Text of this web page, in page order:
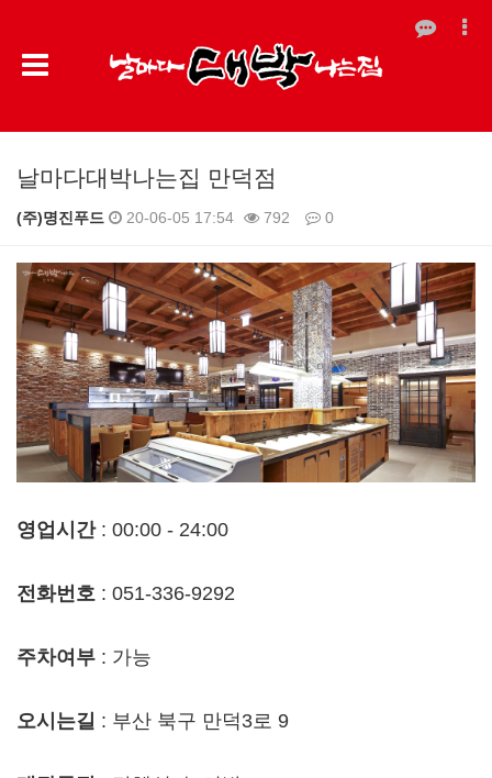
날마다대박나는집 만덕점
(주)명진푸드 20-06-05 17:54 792 0
본문
영업시간: 00:00 - 24:00
전화번호 : 051-336-9292
주차여부 : 가능
오시는길 : 부산 북구 만덕3로 9